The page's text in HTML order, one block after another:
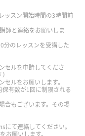
、可是我很高
个旅行经历也
我很寂寞、可
ッスン開始時間の3時間前
師と連絡をお願いしま
分のレッスンを受講した
セルを申請してくださ
ルをお願いします。
有数が1回に制限される
合もございます。その場
にて連絡してください。
お願いします。